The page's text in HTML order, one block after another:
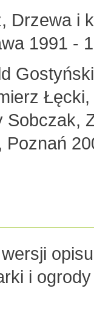
Drzewa i
1991 -
Sobczak,
Poznań
i